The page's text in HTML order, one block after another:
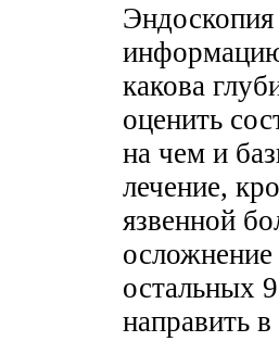
какова
оценить
на чем и
лечение,
язвенной
осложнение
остальных
направить